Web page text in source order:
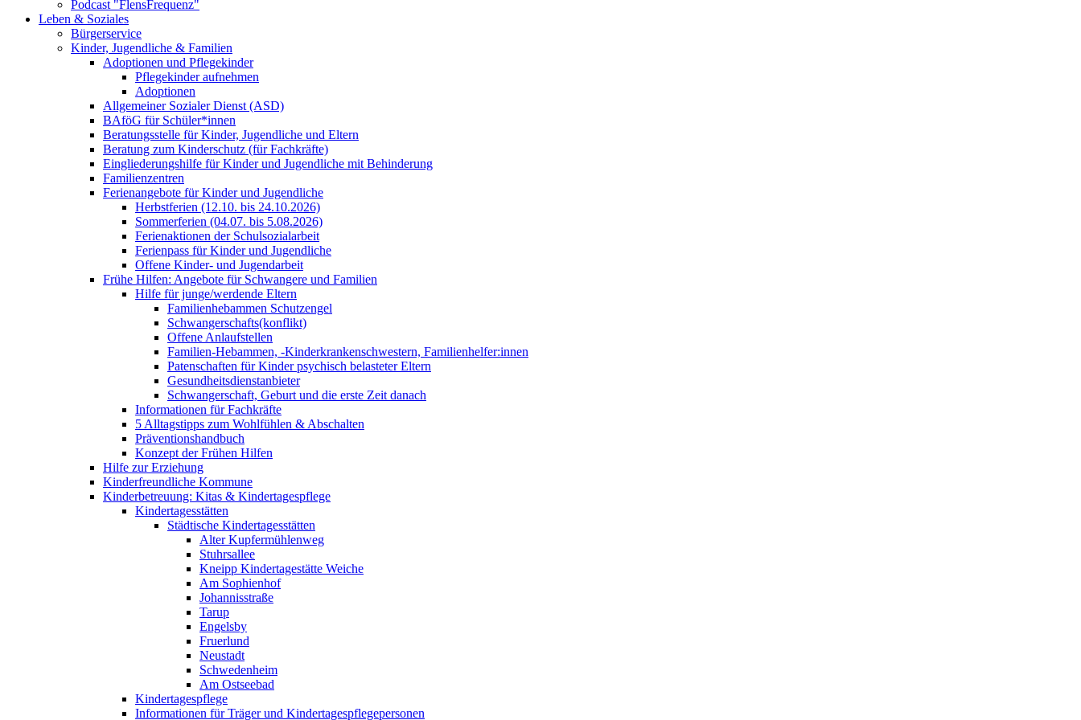
Podcast "FlensFrequenz"
Leben & Soziales
Bürgerservice
Kinder, Jugendliche & Familien
Adoptionen und Pflegekinder
Pflegekinder aufnehmen
Adoptionen
Allgemeiner Sozialer Dienst (ASD)
BAföG für Schüler*innen
Beratungsstelle für Kinder, Jugendliche und Eltern
Beratung zum Kinderschutz (für Fachkräfte)
Eingliederungshilfe für Kinder und Jugendliche mit Behinderung
Familienzentren
Ferienangebote für Kinder und Jugendliche
Herbstferien (12.10. bis 24.10.2026)
Sommerferien (04.07. bis 5.08.2026)
Ferienaktionen der Schulsozialarbeit
Ferienpass für Kinder und Jugendliche
Offene Kinder- und Jugendarbeit
Frühe Hilfen: Angebote für Schwangere und Familien
Hilfe für junge/werdende Eltern
Familienhebammen Schutzengel
Schwangerschafts(konflikt)
Offene Anlaufstellen
Familien-Hebammen, -Kinderkrankenschwestern, Familienhelfer:innen
Patenschaften für Kinder psychisch belasteter Eltern
Gesundheitsdienstanbieter
Schwangerschaft, Geburt und die erste Zeit danach
Informationen für Fachkräfte
5 Alltagstipps zum Wohlfühlen & Abschalten
Präventionshandbuch
Konzept der Frühen Hilfen
Hilfe zur Erziehung
Kinderfreundliche Kommune
Kinderbetreuung: Kitas & Kindertagespflege
Kindertagesstätten
Städtische Kindertagesstätten
Alter Kupfermühlenweg
Stuhrsallee
Kneipp Kindertagestätte Weiche
Am Sophienhof
Johannisstraße
Tarup
Engelsby
Fruerlund
Neustadt
Schwedenheim
Am Ostseebad
Kindertagespflege
Informationen für Träger und Kindertagespflegepersonen